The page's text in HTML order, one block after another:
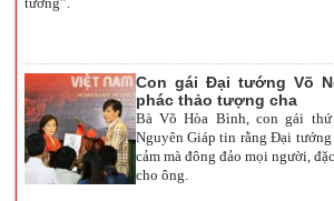
Con gái Đại tướng Võ
phác thảo tượng cha
Bà Võ Hòa Bình, con gái
Nguyên Giáp tin rằng Đại
cảm mà đông đảo mọi người,
cho ông.